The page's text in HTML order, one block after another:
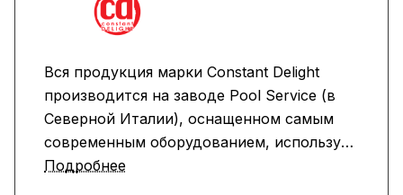
Вся продукция марки Constant Delight
производится на заводе Pool Service (в
Северной Италии), оснащенном самым
современным оборудованием, используя
новейшие научные разработки в области
Подробнее